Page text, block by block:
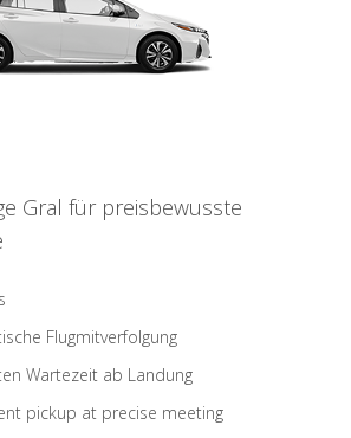
Gral für preisbewusste
Flugmitverfolgung
Wartezeit ab Landung
pickup at precise meeting